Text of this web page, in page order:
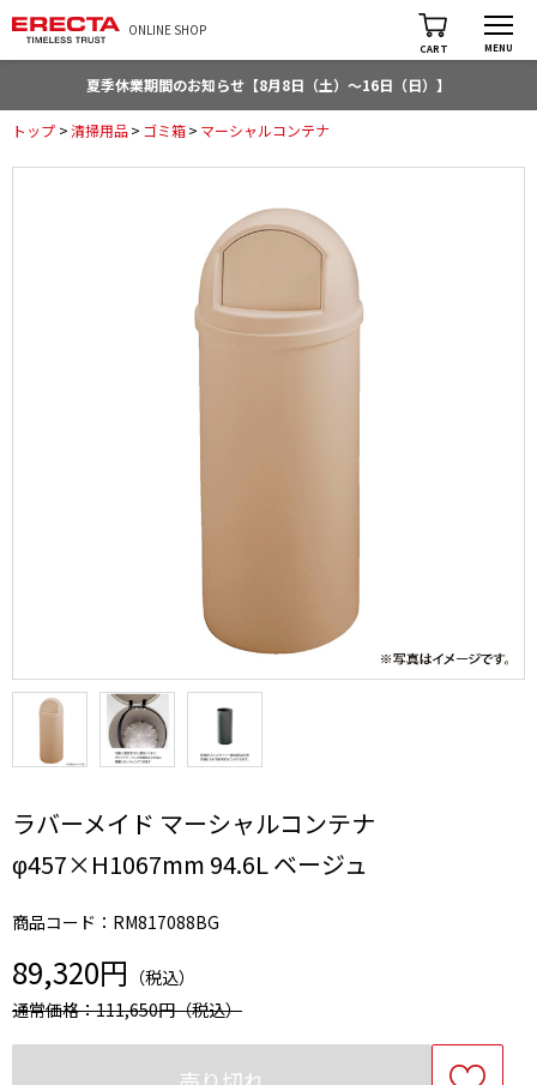
ONLINE SHOP
CART MENU
夏季休業期間のお知らせ【8月8日（土）～16日（日）】
トップ >清掃用品> ゴミ箱> マーシャルコンテナ
ラバーメイド マーシャルコンテナ
φ457×H1067mm 94.6L ベージュ
商品コード：RM817088BG
89,320円 （税込）
通常価格：111,650円（税込）